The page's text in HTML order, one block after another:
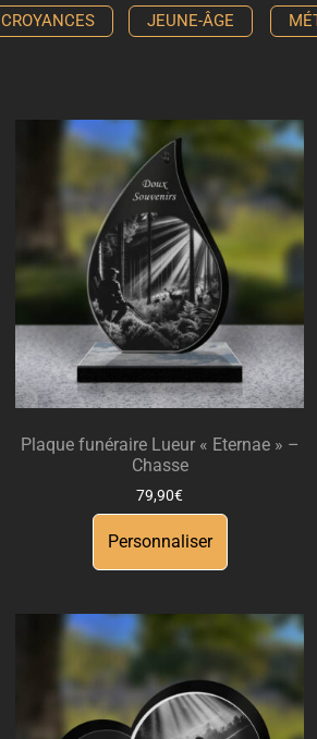
CROYANCES JEUNE-ÂGE
Plaque funéraire Lueur « Eternae » –
Chasse
79,90€
Personnaliser